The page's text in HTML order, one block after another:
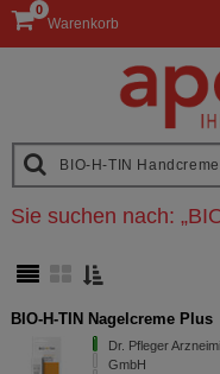
Warenkorb
0
Sie suchen nach: „
BIO-H-TIN Nagelcreme Plus
Dr. Pfleger
GmbH